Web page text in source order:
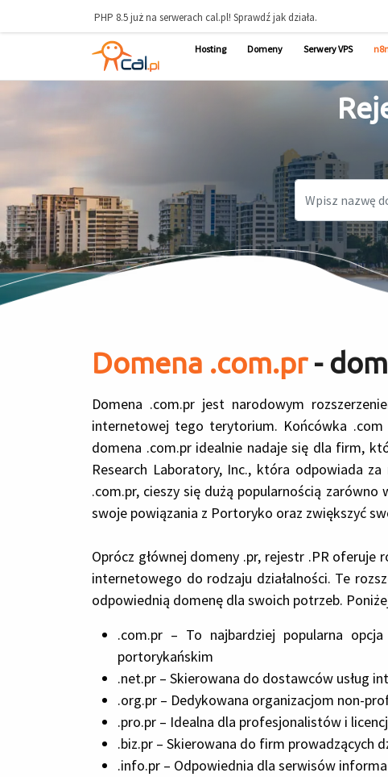
PHP 8.5 już na serwerach cal.pl! Sprawdź jak działa.
Hosting Domeny Serwery VPS
Domena .com.pr-
Domena .com.pr jest narodowym
internetowej tego terytorium. Końcówka .com
domena .com.pr idealnie nadaje się dla firm,
Research Laboratory, Inc., która odpowiada
.com.pr, cieszy się dużą popularnością
swoje powiązania z Portoryko oraz zwiększyć
Oprócz głównej domeny .pr, rejestr .PR
internetowego do rodzaju działalności. Te
odpowiednią domenę dla swoich potrzeb.
.com.pr – To najbardziej popularna
portorykańskim
.net.pr – Skierowana do dostawców usług
.org.pr – Dedykowana organizacjom non-
.pro.pr – Idealna dla profesjonalistów i
.biz.pr – Skierowana do firm prowadzących
.info.pr – Odpowiednia dla serwisów